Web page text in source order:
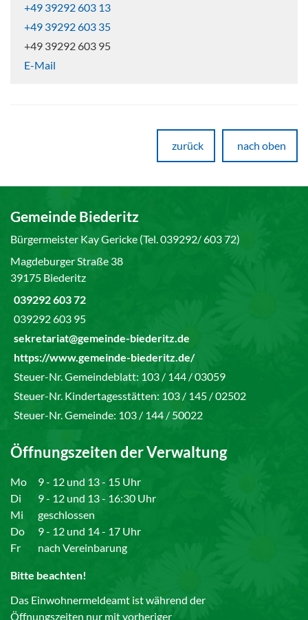
+49 39292 603 13
+49 39292 603 35
+49 39292 603 95
E-Mail
zurück nach oben
Gemeinde Biederitz
Bürgermeister Kay Gericke (Tel. 039292/ 603 72)
Magdeburger Straße 38
39175 Biederitz
039292 603 72
039292 603 95
sekretariat@gemeinde-biederitz.de
https://www.gemeinde-biederitz.de/
Steuer-Nr. Gemeindeblatt: 103 / 144 / 03059
Steuer-Nr. Kindertagesstätten: 103 / 145 / 02502
Steuer-Nr. Gemeinde: 103 / 144 / 50022
Öffnungszeiten der Verwaltung
Mo
9 - 12 und 13 - 15 Uhr
Di
9 - 12 und 13 - 16:30 Uhr
Mi
geschlossen
Do
9 - 12 und 14 - 17 Uhr
Fr
nach Vereinbarung
Bitte beachten!
Das Einwohnermeldeamt ist während der
Öffnungszeiten nur mit vorheriger